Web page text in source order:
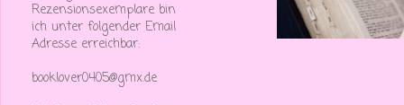
Rezensionsexemplare bin
ich unter folgender Email
Adresse erreichbar:
booklover0405@gmx.de